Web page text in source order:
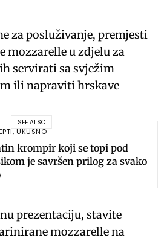
za posluživanje, premjesti
mozzarelle u zdjelu za
servirati sa svježim
ili napraviti hrskave
SEE ALSO
, UKUSNO
krompir koji se topi pod
je savršen prilog za svako
prezentaciju, stavite
mozzarelle na